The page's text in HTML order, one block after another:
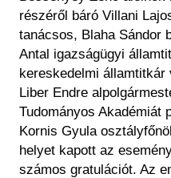
részéről báró Villani
tanácsos, Blaha Sándor
Antal igazságügyi
kereskedelmi
Liber Endre
Tudományos Akadémiát
Kornis Gyula
helyet kapott az
számos gratulációt. Az